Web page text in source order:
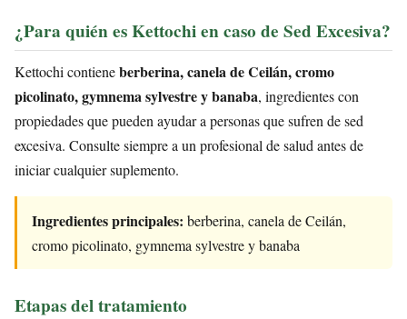
¿Para quién es Kettochi en caso de Sed Excesiva?
Kettochi contieneberberina, canela de Ceilán, cromo
picolinato, gymnema sylvestre y banaba, ingredientes con
propiedades que pueden ayudar a personas que sufren de sed
excesiva. Consulte siempre a un profesional de salud antes de
iniciar cualquier suplemento.
Ingredientes principales: berberina, canela de Ceilán,
cromo picolinato, gymnema sylvestre y banaba
Etapas del tratamiento